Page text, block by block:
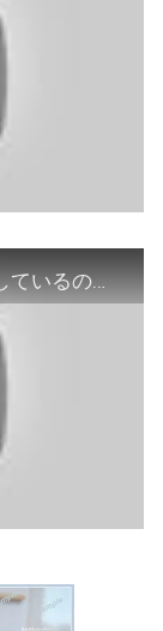
外国産オメガ３サプリメントは酸化しているのか、酸価と過酸化物価を測定